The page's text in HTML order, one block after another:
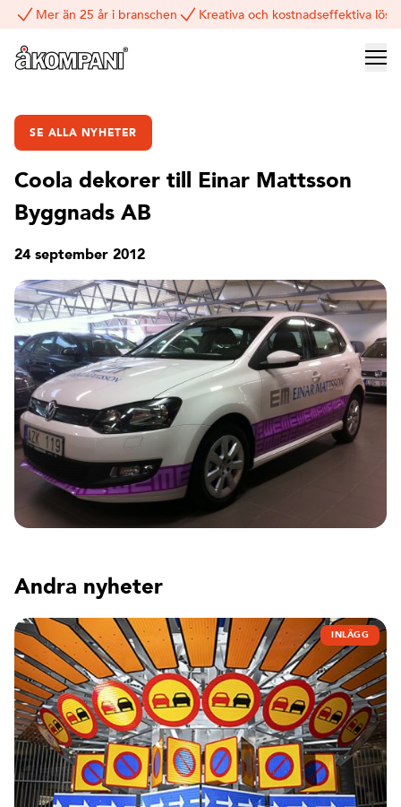
Mer än 25 år i branschen Kreativa och kostnadseffektiva
SE ALLA NYHETER
Coola dekorer till Einar Mattsson
Byggnads AB
24 september 2012
Andra nyheter
INLÄGG